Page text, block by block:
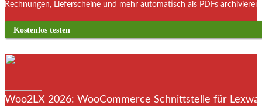
Rechnungen, Lieferscheine und mehr automatisch als PDFs
Kostenlos testen
Woo2LX 2026: WooCommerce Schnittstelle für